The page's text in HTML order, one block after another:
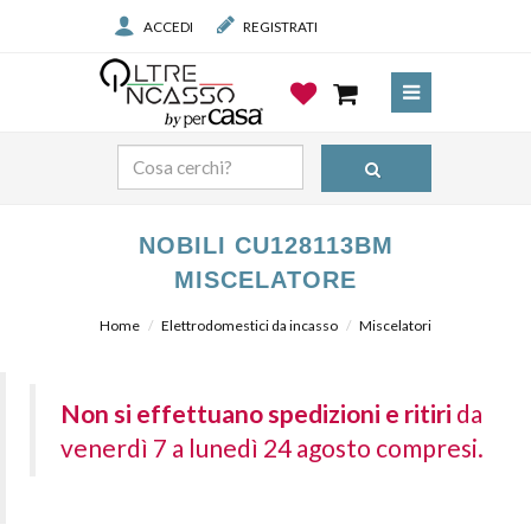
ACCEDI REGISTRATI
NOBILI CU128113BM
MISCELATORE
Home Elettrodomestici da incasso Miscelatori
Non si effettuano spedizioni e ritiri da
venerdì 7 a lunedì 24 agosto compresi.